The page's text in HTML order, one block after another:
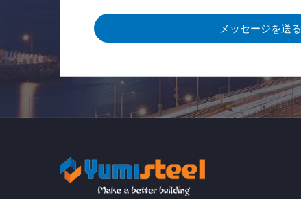
メッセージを送る